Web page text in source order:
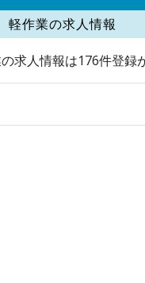
軽作業の求人情報
求人情報は176件登録